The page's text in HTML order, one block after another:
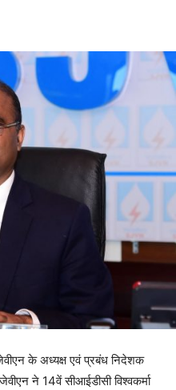
के अध्यक्ष एवं प्रबंध निदेशक
ने 14वें सीआईडीसी विश्वकर्मा